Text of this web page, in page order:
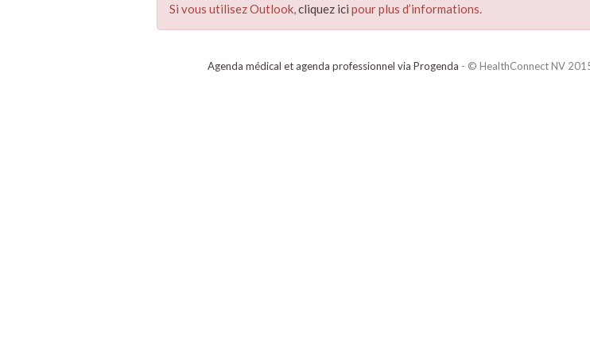
Si vous utilisez Outlook,cliquez ici pour plus d’informations.
Agenda médical et agenda professionnel via Progenda - © HealthConnect NV